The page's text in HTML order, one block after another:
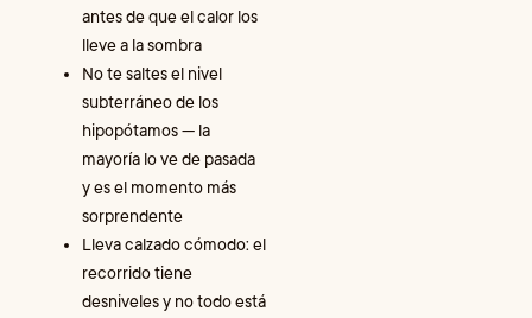
antes de que el calor los
lleve a la sombra
No te saltes el nivel
subterráneo de los
hipopótamos — la
mayoría lo ve de pasada
y es el momento más
sorprendente
Lleva calzado cómodo: el
recorrido tiene
desniveles y no todo está